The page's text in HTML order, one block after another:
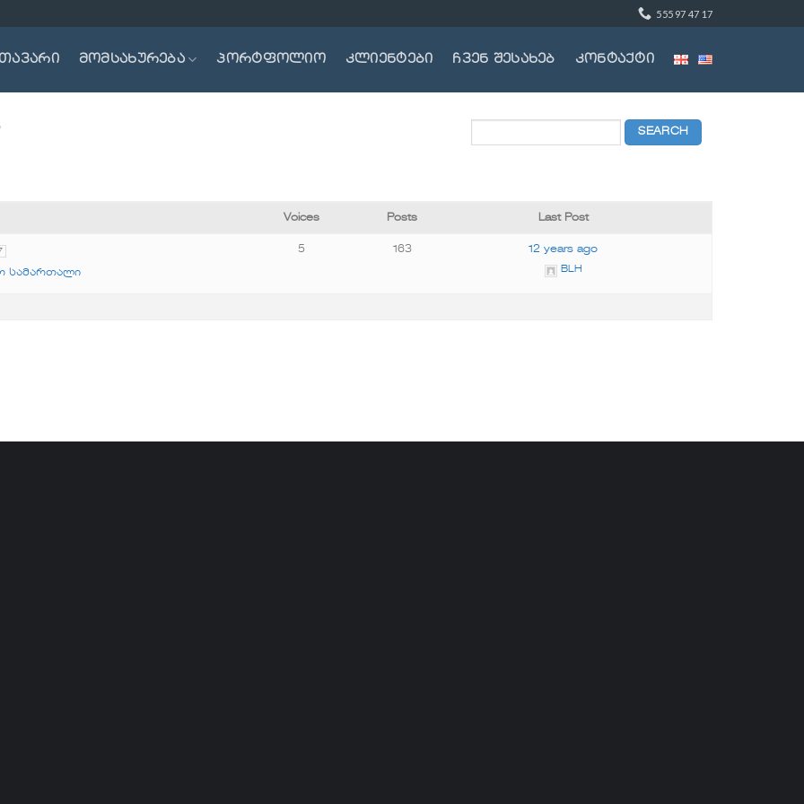
555 97 47 17
მომსახურება პორტფოლიო კლიენტები ჩვენ შესახებ კონტაქტი
Voices Posts Last Post
სამართალი
5 163 12 years ago
BLH